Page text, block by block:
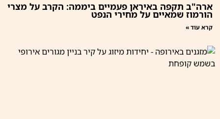
ארה"ב תקפה באיראן פעמיים ביממה: הקרב על מצרי
הורמוז שמאיים על מחירי הנפט
קרא עוד »